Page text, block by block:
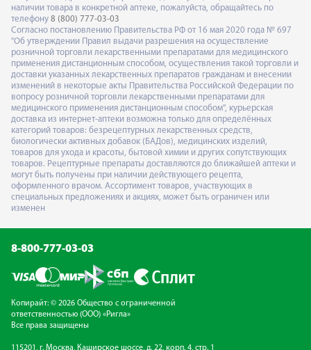
наличии товара в конкретной аптеке, пожалуйста, обращайтесь по
телефону 8 (800) 777-03-03
Согласно постановлению Правительства РФ от 16 мая 2020 года № 697
"Об утверждении Правил выдачи разрешения на осуществление
розничной торговли лекарственными препаратами для медицинского
применения дистанционным способом, осуществления такой торговли и
доставки указанных лекарственных препаратов гражданам и внесении
изменений в некоторые акты Правительства Российской Федерации по
вопросу розничной торговли лекарственными препаратами для
медицинского применения дистанционным способом", курьерская
доставка из интернет-аптеки возможна только для определённых
категорий товаров: безрецептурных лекарственных средств,
биологически активных добавок (БАДов), медицинских изделий,
товаров для ухода и красоты, бытовой химии и других сопутствующих
товаров. Рецептурные препараты доставляются до ближайшей аптеки и
могут быть получены при наличии действующего рецепта,
оформленного врачом. Ассортимент товаров, участвующих в
специальных предложениях и акциях, может быть ограничен или
изменен
8-800-777-03-03
Копирайт: © 2026 Общество с ограниченной
ответственностью (ООО) «Ригла»
Все права защищены
115201, г. Москва, Каширское шоссе, д. 22, корп. 4, стр. 1